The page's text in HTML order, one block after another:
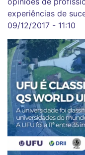
experiências de
09/12/2017 - 11:10